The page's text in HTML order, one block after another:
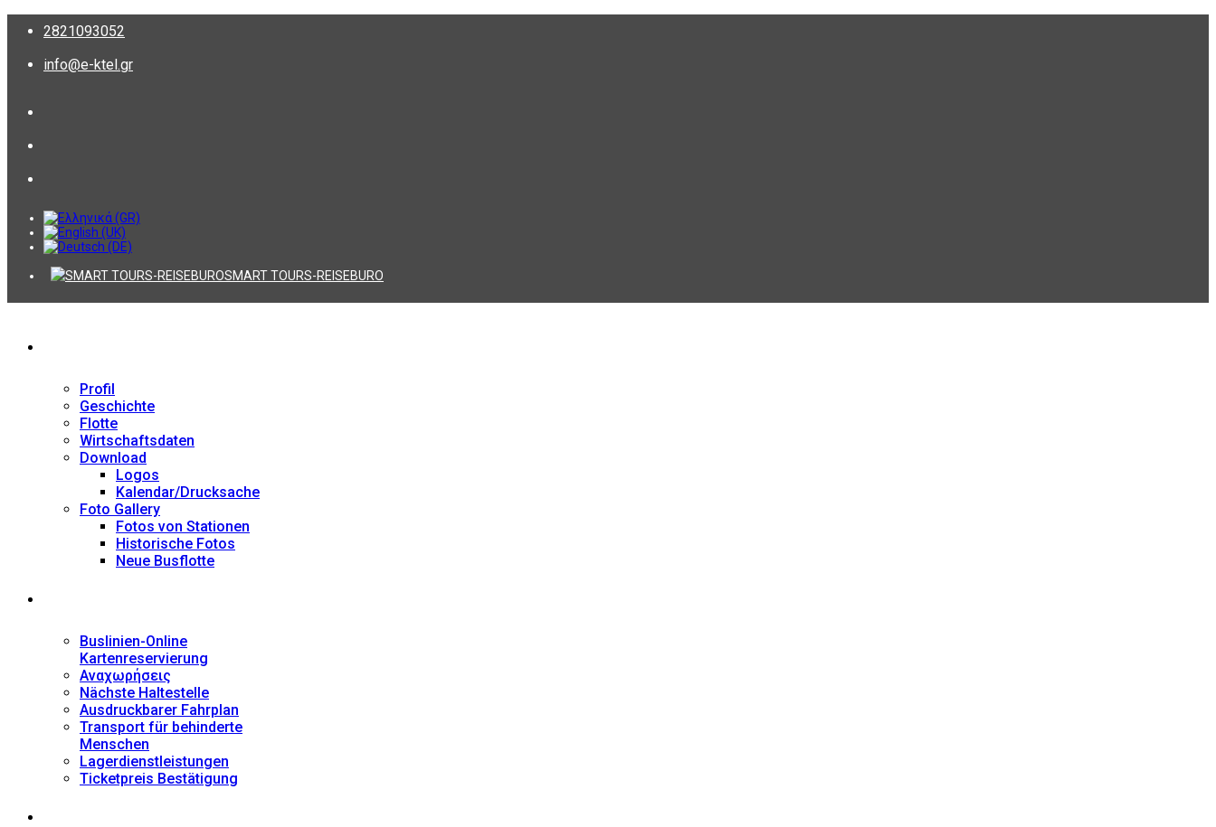
2821093052
info@e-ktel.gr
SMART TOURS-REISEBURO
Profil
Geschichte
Flotte
Wirtschaftsdaten
Download
Logos
Kalendar/Drucksache
Foto Gallery
Fotos von Stationen
Historische Fotos
Neue Busflotte
Buslinien-Online
Kartenreservierung
Αναχωρήσεις
Nächste Haltestelle
Αusdruckbarer Fahrplan
Transport für behinderte
Menschen
Lagerdienstleistungen
Ticketpreis Bestätigung